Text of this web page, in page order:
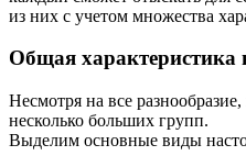
из них с учетом множества
Общая характеристика
Несмотря на все
несколько больших групп.
Выделим основные виды